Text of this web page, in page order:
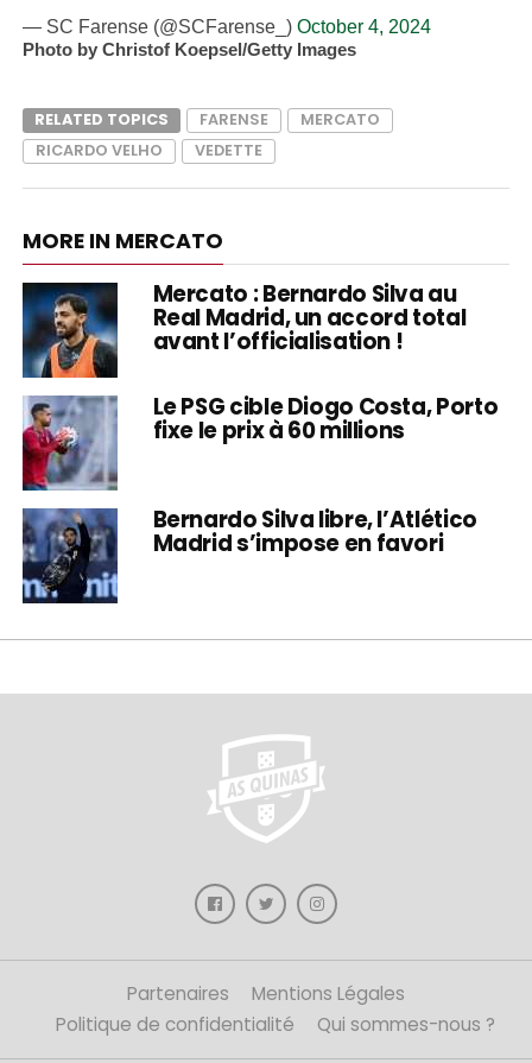
— SC Farense (@SCFarense_) October 4, 2024
Photo by Christof Koepsel/Getty Images
RELATED TOPICS FARENSE
MERCATO
RICARDO VELHO
VEDETTE
MORE IN MERCATO
Mercato : Bernardo Silva au
Real Madrid, un accord total
avant l’officialisation !
Le PSG cible Diogo Costa, Porto
fixe le prix à 60 millions
Bernardo Silva libre, l’Atlético
Madrid s’impose en favori
Partenaires
Mentions Légales
Politique de confidentialité
Qui sommes-nous ?